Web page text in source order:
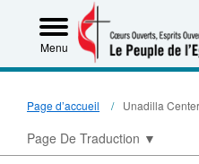
Menu
Page d’accueil Unadilla
Page De Traduction ▼